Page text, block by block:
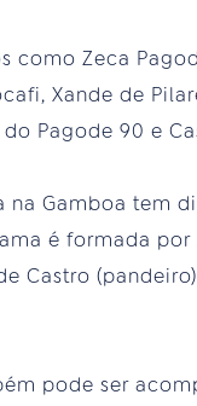
como Zeca
Xande de
Pagode 90 e
na Gamboa tem
é formada
Castro
pode ser